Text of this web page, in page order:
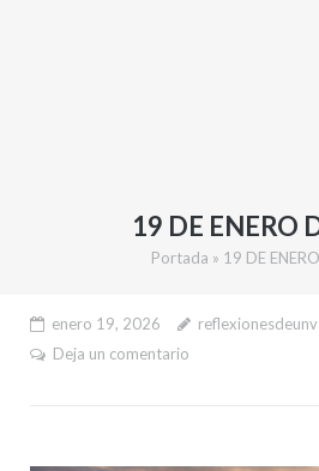
19 DE ENERO
Portada » 19 DE
enero 19, 2026
Deja un comentario